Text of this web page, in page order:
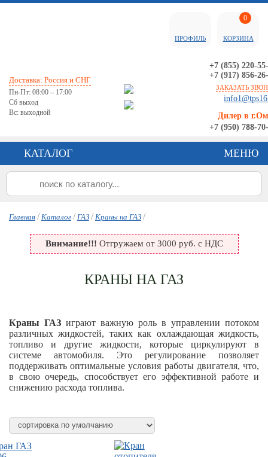
Доставка: Россия и СНГ
Пн-Пт: 08:00 – 17:00
Сб выход
Вс: выходной
+7 (855) 220-
+7 (917) 856-
ЗАКАЗАТЬ
Дилер в
+7 (950) 788-
ПРОФИЛЬ
0
КОРЗИНА
КАТАЛОГ МЕНЮ
Главная / Каталог / ГАЗ / Краны на ГАЗ /
Внимание!!! Отгружаем от 3000 руб. с НДС
КРАНЫ НА ГАЗ
Краны ГАЗ играют важную роль в управлении потоком
различных жидкостей, таких как охлаждающая жидкость,
топливо и другие жидкости, которые циркулируют в
системе автомобиля. Это регулирование позволяет
поддерживать оптимальные условия работы двигателя, что,
в свою очередь, способствует его эффективной работе и
снижению расхода топлива.